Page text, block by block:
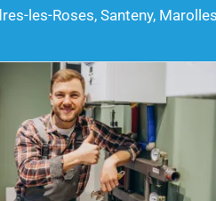
les-Roses, Santeny,